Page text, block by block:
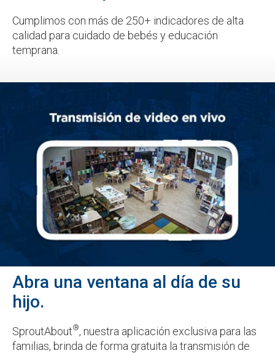
Cumplimos con más de 250+ indicadores de alta
calidad para cuidado de bebés y educación
temprana.
Abra una ventana al día de su
hijo.
SproutAbout®, nuestra aplicación exclusiva para las
familias, brinda de forma gratuita la transmisión de